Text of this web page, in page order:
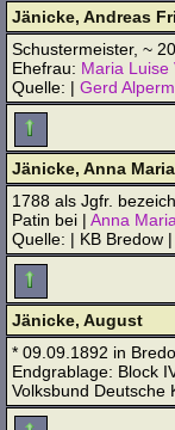
Jänicke, Andreas
Schustermeister, ~
Ehefrau: Maria Luise
Quelle: | Gerd
Jänicke, Anna Maria
1788 als Jgfr.
Patin bei | Anna
Quelle: | KB Bredow |
Jänicke, August
* 09.09.1892 in
Endgrablage: Block
Volksbund Deutsche